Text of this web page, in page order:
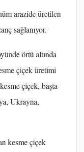
arazide üretilen
sağlanıyor.
örtü altında
çiçek üretimi
çiçek, başta
Ukrayna,
kesme çiçek